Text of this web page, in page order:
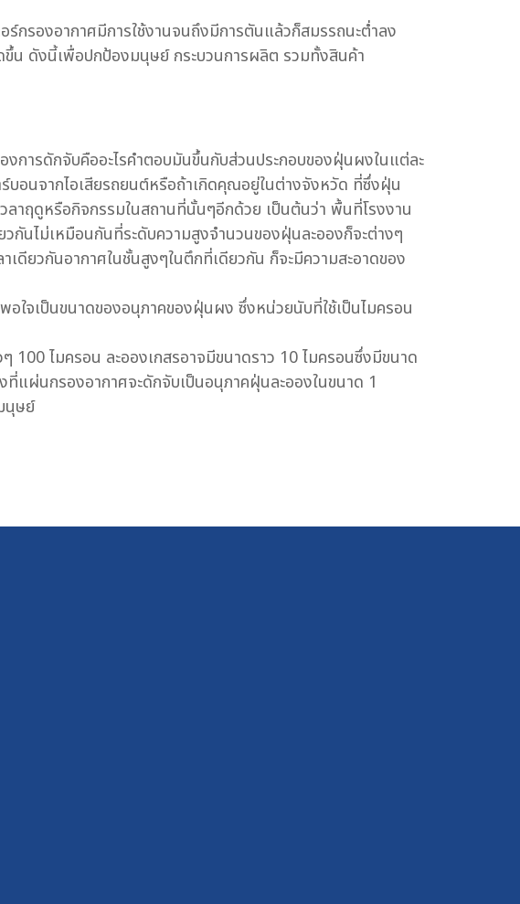
กรองอากาศมีการใช้งานจนถึงมีการตันแล้วก็สมรรถนะต่ำลง
ขึ้น ดังนี้เพื่อปกป้องมนุษย์ กระบวนการผลิต รวมทั้งสินค้า
ารดักจับคืออะไรคำตอบมันขึ้นกับส่วนประกอบของฝุ่นผงในแต่ละ
อนจากไอเสียรถยนต์หรือถ้าเกิดคุณอยู่ในต่างจังหวัด ที่ซึ่งฝุ่น
ลาฤดูหรือกิจกรรมในสถานที่นั้นๆอีกด้วย เป็นต้นว่า พื้นที่โรงงาน
กันไม่เหมือนกันที่ระดับความสูงจำนวนของฝุ่นละอองก็จะต่างๆ
ดียวกันอากาศในชั้นสูงๆในตึกที่เดียวกัน ก็จะมีความสะอาดของ
อใจเป็นขนาดของอนุภาคของฝุ่นผง ซึ่งหน่วยนับที่ใช้เป็นไมครอน
ไมครอน ละอองเกสรอาจมีขนาดราว 10 ไมครอนซึ่งมีขนาด
แผ่นกรองอากาศจะดักจับเป็นอนุภาคฝุ่นละอองในขนาด 1
นุษย์